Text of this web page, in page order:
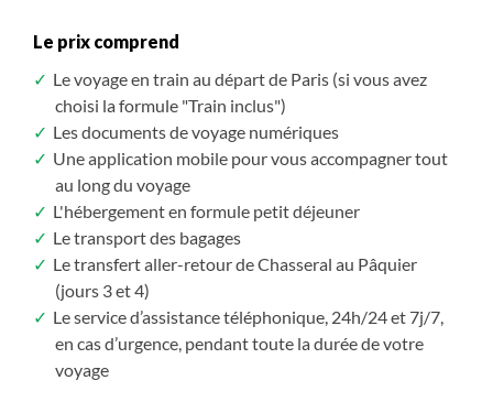
Le prix comprend
Le voyage en train au départ de Paris (si vous avez
choisi la formule "Train inclus")
Les documents de voyage numériques
Une application mobile pour vous accompagner tout
au long du voyage
L'hébergement en formule petit déjeuner
Le transport des bagages
Le transfert aller-retour de Chasseral au Pâquier
(jours 3 et 4)
Le service d’assistance téléphonique, 24h/24 et 7j/7,
en cas d’urgence, pendant toute la durée de votre
voyage